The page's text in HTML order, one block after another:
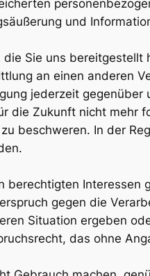
und
Sie uns
an einen anderen
jederzeit
die Zukunft nicht mehr
beschweren. In der
Interessen
gegen die
Situation ergeben
das ohne